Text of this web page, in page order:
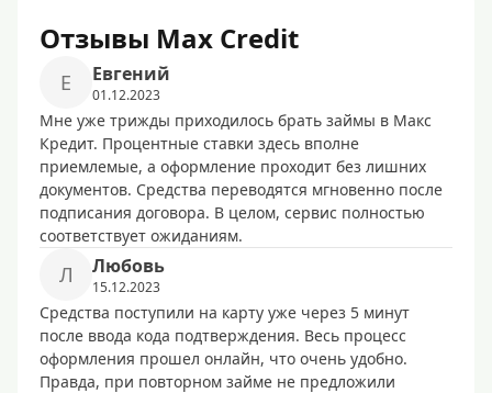
Отзывы Max Credit
Е Евгений
01.12.2023
Мне уже трижды приходилось брать займы в Макс
Кредит. Процентные ставки здесь вполне
приемлемые, а оформление проходит без лишних
документов. Средства переводятся мгновенно после
подписания договора. В целом, сервис полностью
соответствует ожиданиям.
Л Любовь
15.12.2023
Средства поступили на карту уже через 5 минут
после ввода кода подтверждения. Весь процесс
оформления прошел онлайн, что очень удобно.
Правда, при повторном займе не предложили